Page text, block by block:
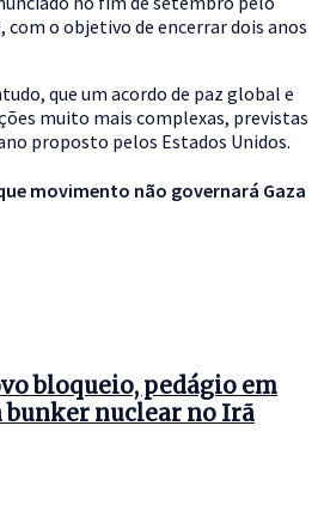
o objetivo de encerrar dois anos
que um acordo de paz global e
muito mais complexas, previstas
proposto pelos Estados Unidos.
movimento não governará Gaza
bloqueio, pedágio em
bunker nuclear no Irã